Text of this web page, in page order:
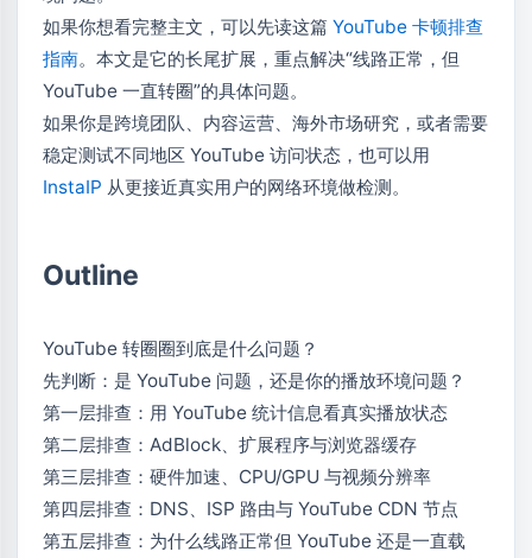
如果你想看完整主文，可以先读这篇 YouTube 卡顿排查
指南。本文是它的长尾扩展，重点解决“线路正常，但
YouTube 一直转圈”的具体问题。
如果你是跨境团队、内容运营、海外市场研究，或者需要
稳定测试不同地区 YouTube 访问状态，也可以用
InstaIP 从更接近真实用户的网络环境做检测。
Outline
YouTube 转圈圈到底是什么问题？
先判断：是 YouTube 问题，还是你的播放环境问题？
第一层排查：用 YouTube 统计信息看真实播放状态
第二层排查：AdBlock、扩展程序与浏览器缓存
第三层排查：硬件加速、CPU/GPU 与视频分辨率
第四层排查：DNS、ISP 路由与 YouTube CDN 节点
第五层排查：为什么线路正常但 YouTube 还是一直载